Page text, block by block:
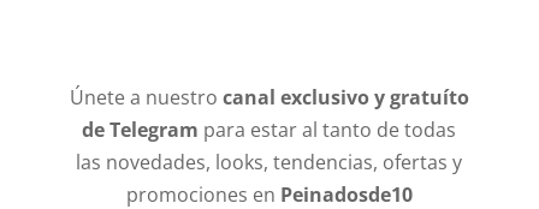
Únete a nuestro canal exclusivo y gratuíto
de Telegram para estar al tanto de todas
las novedades, looks, tendencias, ofertas y
promociones en Peinadosde10